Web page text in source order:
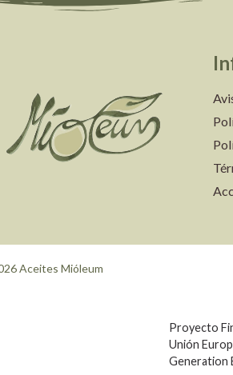
Aceites Mióleum
Proyecto
Unión
Generation